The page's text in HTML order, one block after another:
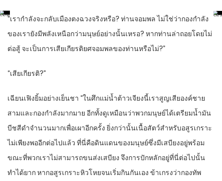
“เรากำลังจะกลับเมืองตงฉวงจริงหรือ? ท่านจอมพล ไม่ใช่ว่ากองกำลัง
ของเรายังมีพลังเหนือกว่ามนุษย์อย่างนั้นเหรอ? หากท่านล่าถอยโดยไม่
ต่อสู้ จะเป็นการเสียเกียรติยศจอมพลของท่านหรือไม่?”
“เสียเกียรติ?”
เฉียนเฟิงยิ้มอย่างเย็นชา “ในศึกแม่น้ำต้าวเจียงนี้เราสูญเสียองค์ชาย
สามและกองกำลังมากมาย อีกทั้งดูเหมือนว่าพวกมนุษย์ได้เตรียมน้ำมัน
บีชสีดำจำนวนมากเพื่อเผาอีกครั้ง ยิ่งกว่านั้นเนื้อสัตว์สำหรับอสูรเกราะ
ไม่เพียงพออีกต่อไปแล้ว ที่นี่คือดินแดนของมนุษย์ซึ่งมีเสบียงอยู่พร้อม
ขณะที่พวกเราไม่สามารถขนส่งเสบียง จึงการปักหลักอยู่ที่นี่ต่อไปนั้น
ทำได้ยาก หากอสูรเกราะหิวโหยจนเริ่มกินกันเอง ข้าเกรงว่ากองทัพ